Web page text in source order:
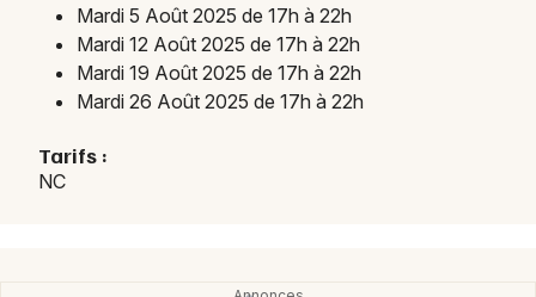
Choisir mes départements
Mardi 5 Août 2025 de 17h à 22h
Mardi 12 Août 2025 de 17h à 22h
Mardi 19 Août 2025 de 17h à 22h
Mardi 26 Août 2025 de 17h à 22h
Tarifs :
NC